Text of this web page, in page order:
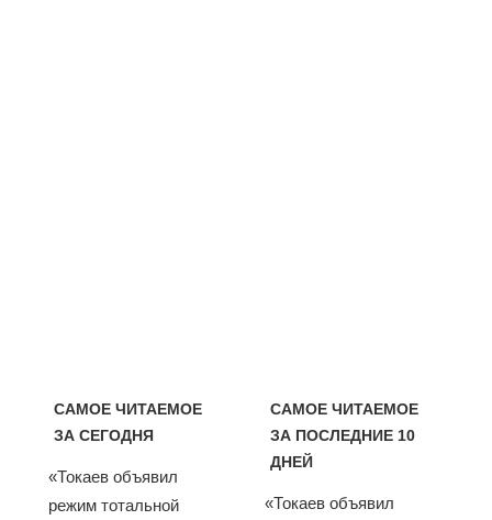
САМОЕ ЧИТАЕМОЕ
ЗА СЕГОДНЯ
«Токаев объявил
режим тотальной
САМОЕ ЧИТАЕМОЕ
ЗА ПОСЛЕДНИЕ 10
ДНЕЙ
«Токаев объявил